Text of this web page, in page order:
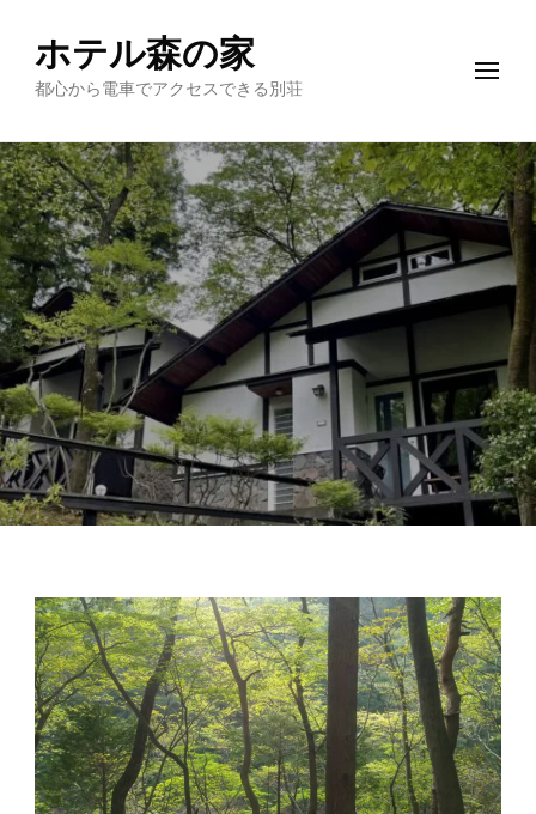
ホテル森の家
都心から電車でアクセスできる別荘